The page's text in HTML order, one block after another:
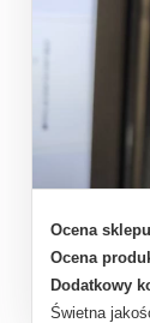
Ocena
Ocena
Dodatkowy
Świetna